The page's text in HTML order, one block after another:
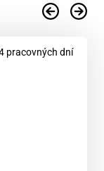
pracovných dní